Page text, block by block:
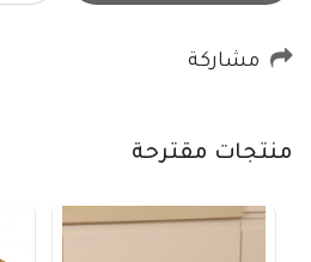
مشاركة
منتجات مقترحة